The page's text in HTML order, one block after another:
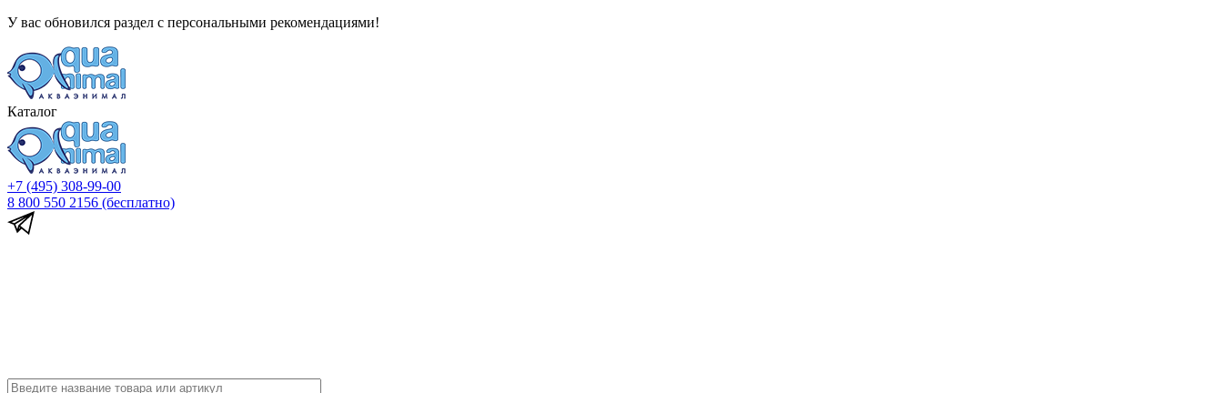
У вас обновился раздел с персональными рекомендациями!
Каталог
+7 (495) 308-99-00
8 800 550 2156 (бесплатно)